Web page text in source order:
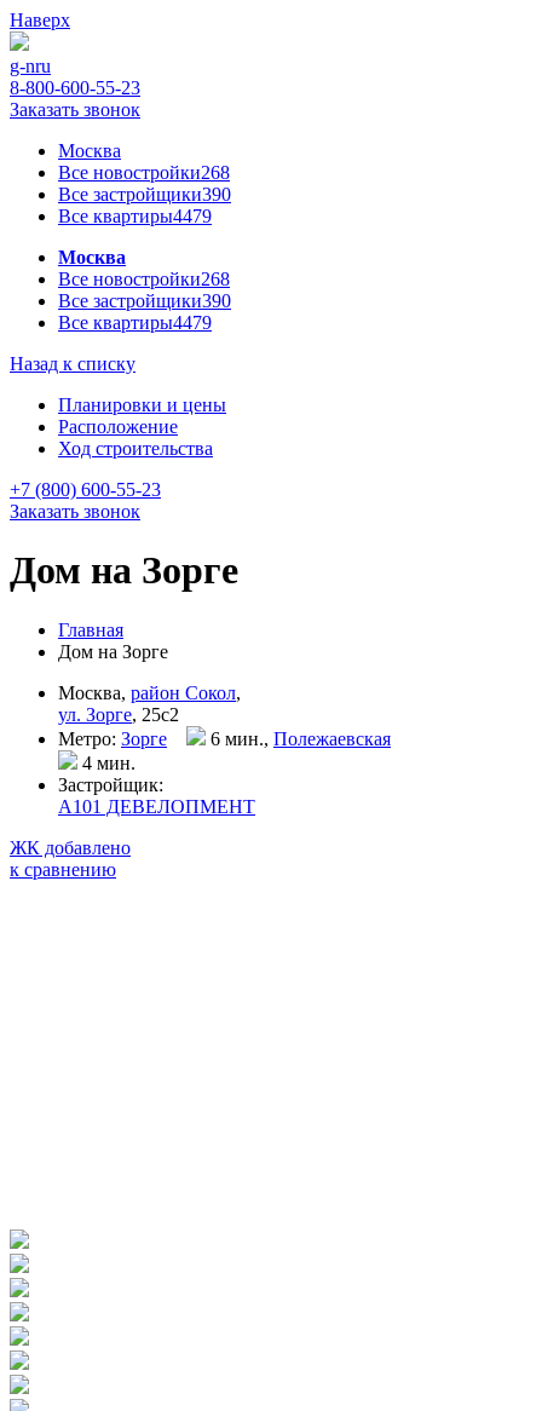
Наверх
g-nru
8-800-600-55-23
Заказать звонок
Москва
Все новостройки268
Все застройщики390
Все квартиры4479
Москва
Все новостройки268
Все застройщики390
Все квартиры4479
Назад к списку
Планировки и цены
Расположение
Ход строительства
+7 (800) 600-55-23
Заказать звонок
Дом на Зорге
Главная
Дом на Зорге
Москва, район Сокол,
ул. Зорге, 25с2
Метро: Зорге 6 мин., Полежаевская
4 мин.
Застройщик:
А101 ДЕВЕЛОПМЕНТ
ЖК добавлено
к сравнению